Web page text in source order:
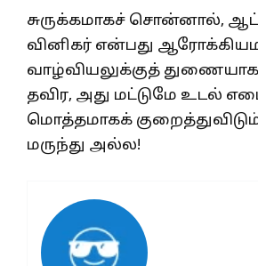
சுருக்கமாகச் சொன்னால்,
வினிகர் என்பது
வாழ்வியலுக்குத் துணையாக
தவிர, அது மட்டுமே உடல்
மொத்தமாகக்
மருந்து அல்ல!